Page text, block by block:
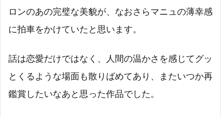
ロンのあの完璧な美貌が、なおさらマニュの薄幸感
に拍車をかけていたと思います。
話は恋愛だけではなく、人間の温かさを感じてグッ
とくるような場面も散りばめてあり、またいつか再
鑑賞したいなあと思った作品でした。